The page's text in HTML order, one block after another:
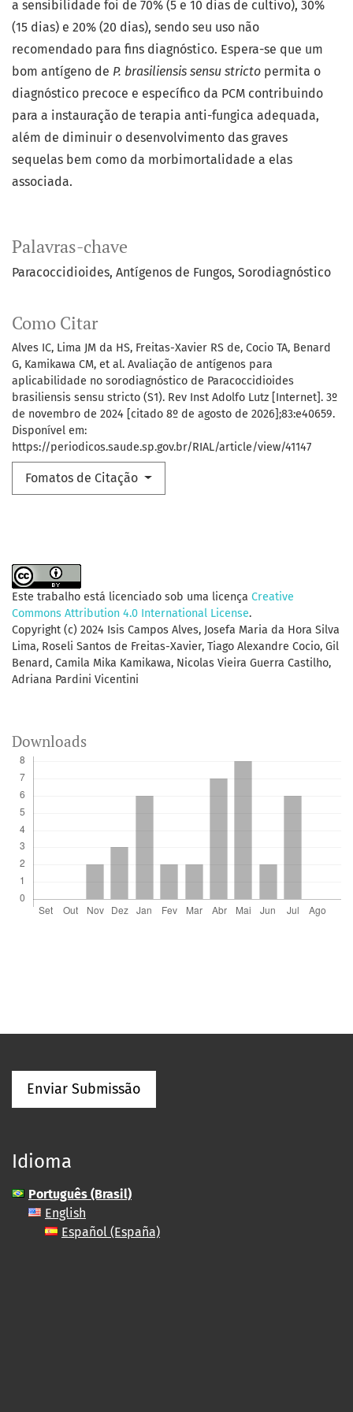
Palavras-chave
Paracoccidioides Antígenos de Fungos Sorodiagnóstico
Como Citar
Alves IC, Lima JM da HS, Freitas-Xavier RS de, Cocio TA, Benard
G, Kamikawa CM, et al. Avaliação de antígenos para
aplicabilidade no sorodiagnóstico de Paracoccidioides
brasiliensis sensu stricto (S1). Rev Inst Adolfo Lutz [Internet]. 3º
de novembro de 2024 [citado 8º de agosto de 2026];83:e40659.
Disponível em:
https://periodicos.saude.sp.gov.br/RIAL/article/view/41147
Fomatos de Citação
a sensibilidade foi de 70% (5 e 10 dias de cultivo), 30%
(15 dias) e 20% (20 dias), sendo seu uso não
recomendado para fins diagnóstico. Espera-se que um
bom antígeno de P. brasiliensis sensu stricto permita o
diagnóstico precoce e específico da PCM contribuindo
para a instauração de terapia anti-fungica adequada,
além de diminuir o desenvolvimento das graves
sequelas bem como da morbimortalidade a elas
associada.
Este trabalho está licenciado sob uma licença Creative
Commons Attribution 4.0 International License.
Copyright (c) 2024 Isis Campos Alves, Josefa Maria da Hora Silva
Lima, Roseli Santos de Freitas-Xavier, Tiago Alexandre Cocio, Gil
Benard, Camila Mika Kamikawa, Nicolas Vieira Guerra Castilho,
Adriana Pardini Vicentini
Downloads
Enviar Submissão
Idioma
Português (Brasil)
English
Español (España)